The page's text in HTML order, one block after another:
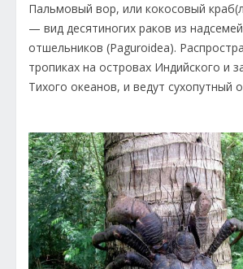
Пальмовый вор, или кокосовый
— вид десятиногих раков из
отшельников (Paguroidea).
тропиках на островах Индийского и
Тихого океанов, и ведут сухопутный